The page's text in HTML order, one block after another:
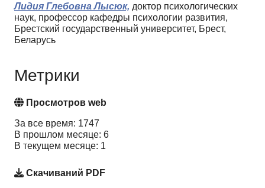
Лидия Глебовна Лысюк, доктор психологических
наук, профессор кафедры психологии развития,
Брестский государственный университет, Брест,
Беларусь
Метрики
Просмотров web
За все время: 1747
В прошлом месяце: 6
В текущем месяце: 1
Скачиваний PDF